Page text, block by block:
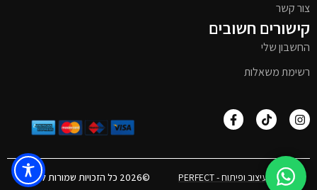
צור קשר
קישורים חשובים
החשבון שלי
רשימת משאלות
אפיון, עיצוב ופיתוח - PERFECT
©2026 כל הזכויות שמורות לטימבר